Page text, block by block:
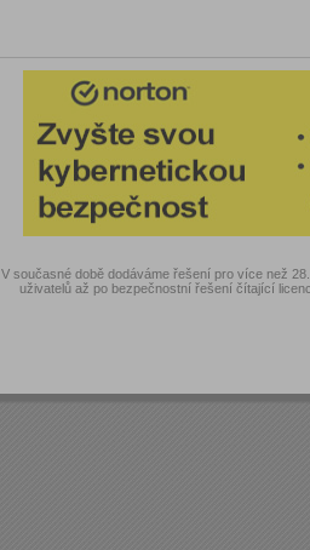
V současné době dodáváme řešení pro více než
uživatelů až po bezpečnostní řešení čítající